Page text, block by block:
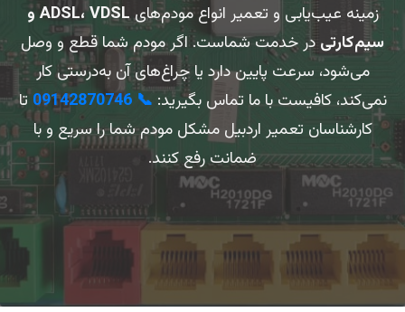
زمینه عیب‌یابی و تعمیر انواع مودم‌های
ADSL، VDSL و
سیم‌کارتی در خدمت شماست. اگر مودم شما قطع و وصل
می‌شود، سرعت پایین دارد یا چراغ‌های آن به‌درستی کار
نمی‌کند، کافیست با ما تماس بگیرید: 📞 09142870746
تا
کارشناسان تعمیر اردبیل مشکل مودم شما را سریع و با
ضمانت رفع کنند.